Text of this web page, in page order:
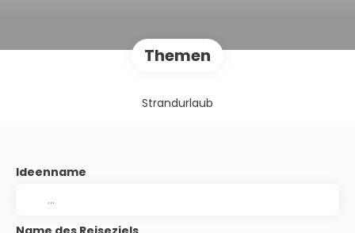
Themen
Strandurlaub
Ideenname